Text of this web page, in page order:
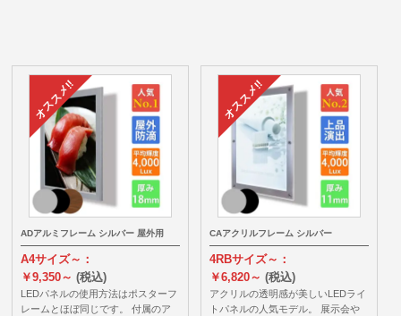
ADアルミフレーム シルバー 屋外用
A4サイズ～：
￥9,350～(税込)
LEDパネルの使用方法はポスターフ
レームとほぼ同じです。 付属のア
CAアクリルフレーム シルバー
4RBサイズ～：
￥6,820～ (税込)
アクリルの透明感が美しいLEDライ
トパネルの人気モデル。 展示会や